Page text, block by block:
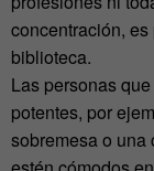
concentración,
biblioteca.
Las personas
potentes, por
sobremesa o una